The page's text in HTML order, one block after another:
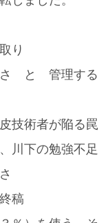
り
さ と 管理する
技術者が陥る罠
川下の勉強不足
稿